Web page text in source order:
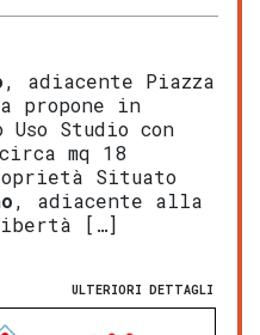
, adiacente Piazza
propone in
Uso Studio con
mq 18
Situato
, adiacente alla
[…]
ULTERIORI DETTAGLI